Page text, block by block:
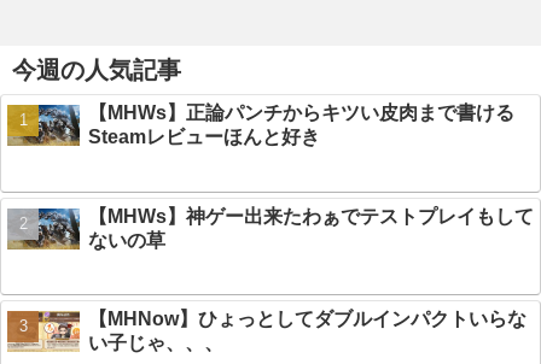
今週の人気記事
【MHWs】正論パンチからキツい皮肉まで書ける
Steamレビューほんと好き
【MHWs】神ゲー出来たわぁでテストプレイもして
ないの草
【MHNow】ひょっとしてダブルインパクトいらな
い子じゃ、、、